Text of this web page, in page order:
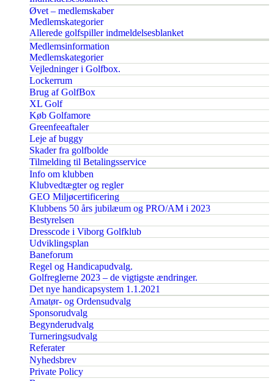
Øvet – medlemskaber
Medlemskategorier
Allerede golfspiller indmeldelsesblanket
Medlemsinformation
Medlemskategorier
Vejledninger i Golfbox.
Lockerrum
Brug af GolfBox
XL Golf
Køb Golfamore
Greenfeeaftaler
Leje af buggy
Skader fra golfbolde
Tilmelding til Betalingsservice
Info om klubben
Klubvedtægter og regler
GEO Miljøcertificering
Klubbens 50 års jubilæum og PRO/AM i 2023
Bestyrelsen
Dresscode i Viborg Golfklub
Udviklingsplan
Baneforum
Regel og Handicapudvalg.
Golfreglerne 2023 – de vigtigste ændringer.
Det nye handicapsystem 1.1.2021
Amatør- og Ordensudvalg
Sponsorudvalg
Begynderudvalg
Turneringsudvalg
Referater
Nyhedsbrev
Private Policy